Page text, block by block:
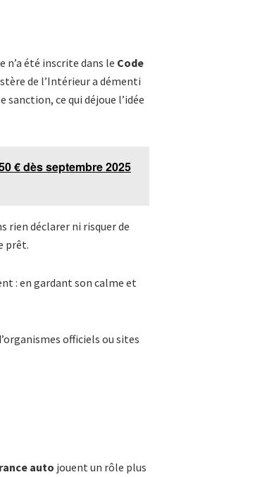
été inscrite dans le Code
de l’Intérieur a démenti
ce qui déjoue l’idée
€ dès septembre 2025
rien déclarer ni risquer de
prêt.
: en gardant son calme et
officiels ou sites
auto jouent un rôle plus